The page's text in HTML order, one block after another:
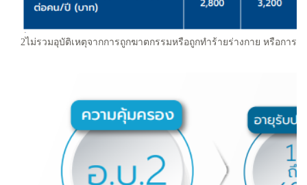
2ไม่รวมอุบัติเหตุจากการถูกฆาตกรรมหรือถูกทําร้ายร่างกาย หรือกา